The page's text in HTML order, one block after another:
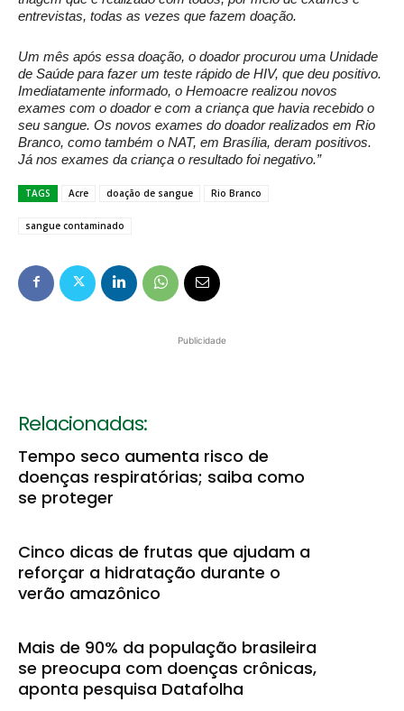
entrevistas, todas as vezes que fazem doação.
Um mês após essa doação, o doador procurou uma Unidade
de Saúde para fazer um teste rápido de HIV, que deu positivo.
Imediatamente informado, o Hemoacre realizou novos
exames com o doador e com a criança que havia recebido o
seu sangue. Os novos exames do doador realizados em Rio
Branco, como também o NAT, em Brasília, deram positivos.
Já nos exames da criança o resultado foi negativo.”
TAGS Acre doação de sangue Rio Branco
sangue contaminado
Publicidade
Relacionadas:
Tempo seco aumenta risco de
doenças respiratórias; saiba como
se proteger
Cinco dicas de frutas que ajudam a
reforçar a hidratação durante o
verão amazônico
Mais de 90% da população brasileira
se preocupa com doenças crônicas,
aponta pesquisa Datafolha